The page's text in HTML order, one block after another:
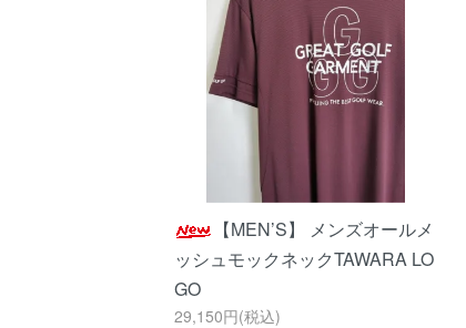
【MEN’S】 メンズオールメ
ッシュモックネックTAWARA LO
GO
29,150円(税込)